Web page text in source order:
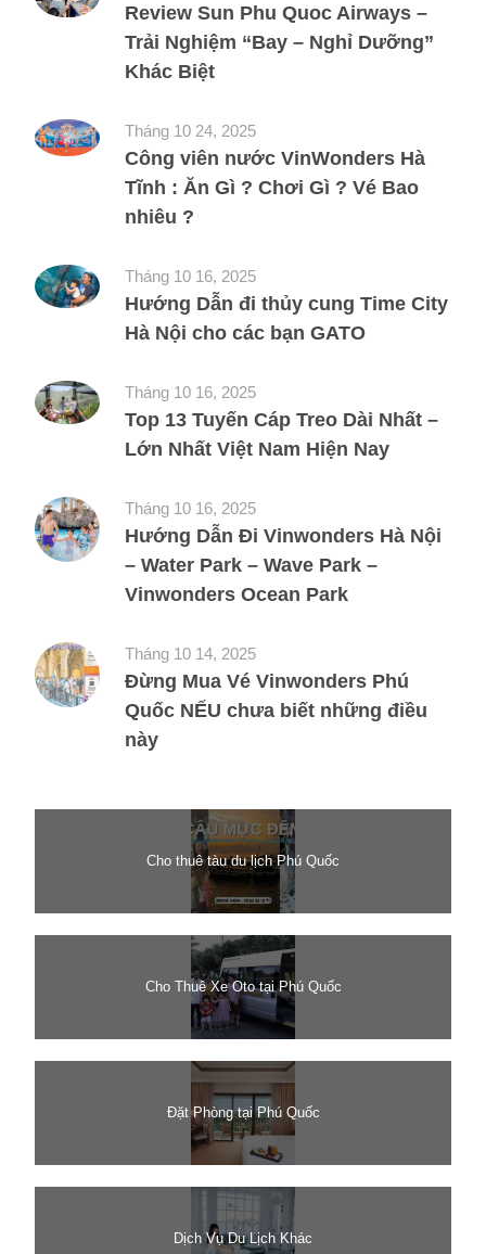
Review Sun Phu Quoc Airways –
Trải Nghiệm “Bay – Nghỉ Dưỡng”
Khác Biệt
Tháng 10 24, 2025
Công viên nước VinWonders Hà
Tĩnh : Ăn Gì ? Chơi Gì ? Vé Bao
nhiêu ?
Tháng 10 16, 2025
Hướng Dẫn đi thủy cung Time City
Hà Nội cho các bạn GATO
Tháng 10 16, 2025
Top 13 Tuyến Cáp Treo Dài Nhất –
Lớn Nhất Việt Nam Hiện Nay
Tháng 10 16, 2025
Hướng Dẫn Đi Vinwonders Hà Nội
– Water Park – Wave Park –
Vinwonders Ocean Park
Tháng 10 14, 2025
Đừng Mua Vé Vinwonders Phú
Quốc NẾU chưa biết những điều
này
Cho thuê tàu du lịch Phú Quốc
Cho Thuê Xe Oto tại Phú Quốc
Đặt Phòng tại Phú Quốc
Dịch Vụ Du Lịch Khác